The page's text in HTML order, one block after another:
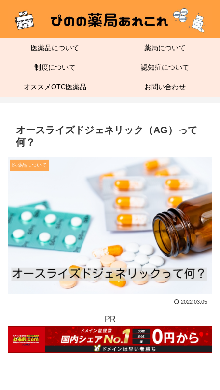
医薬品について 薬局について
制度について 認知症について
オススメOTC医薬品 お問い合わせ
オースライズドジェネリック（AG）って
何？
医薬品について
2022.03.05
PR